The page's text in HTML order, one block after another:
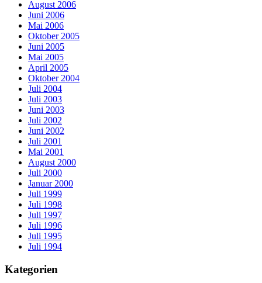
August 2006
Juni 2006
Mai 2006
Oktober 2005
Juni 2005
Mai 2005
April 2005
Oktober 2004
Juli 2004
Juli 2003
Juni 2003
Juli 2002
Juni 2002
Juli 2001
Mai 2001
August 2000
Juli 2000
Januar 2000
Juli 1999
Juli 1998
Juli 1997
Juli 1996
Juli 1995
Juli 1994
Kategorien